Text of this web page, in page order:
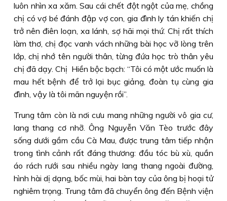
luôn nhìn xa xăm. Sau cái chết đột ngột của mẹ, chồng
chị có vợ bé đánh đập vợ con, gia đình ly tán khiến chị
trở nên điên loạn, xa lánh, sợ hãi mọi thứ. Chị rất thích
làm thơ, chị đọc vanh vách những bài học vỡ lòng trên
lớp, chị nhớ tên người thân, từng đứa học trò thân yêu
chị đã dạy. Chị Hiền bộc bạch: “Tôi có một ước muốn là
mau hết bệnh để trở lại bục giảng, đoàn tụ cùng gia
đình, vậy là tôi mãn nguyện rồi”.
Trung tâm còn là nơi cưu mang những người vô gia cư,
lang thang cơ nhỡ. Ông Nguyễn Văn Tèo trước đây
sống dưới gầm cầu Cà Mau, được trung tâm tiếp nhận
trong tình cảnh rất đáng thương: đầu tóc bù xù, quần
áo rách rưới sau nhiều ngày lang thang ngoài đường,
hình hài dị dạng, bốc mùi, hai bàn tay của ông bị hoại tử
nghiêm trọng. Trung tâm đã chuyển ông đến Bệnh viện